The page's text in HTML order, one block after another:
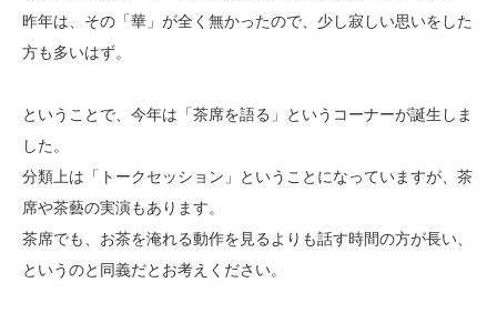
昨年は、その「華」が全く無かったので、少し寂しい思いをした
方も多いはず。
ということで、今年は「茶席を語る」というコーナーが誕生しま
した。
分類上は「トークセッション」ということになっていますが、茶
席や茶藝の実演もあります。
茶席でも、お茶を淹れる動作を見るよりも話す時間の方が長い、
というのと同義だとお考えください。